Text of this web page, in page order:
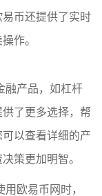
币还提供了实时
作。
融产品，如杠杆
了更多选择，帮
以查看详细的产
策更加明智。
欧易币网时，